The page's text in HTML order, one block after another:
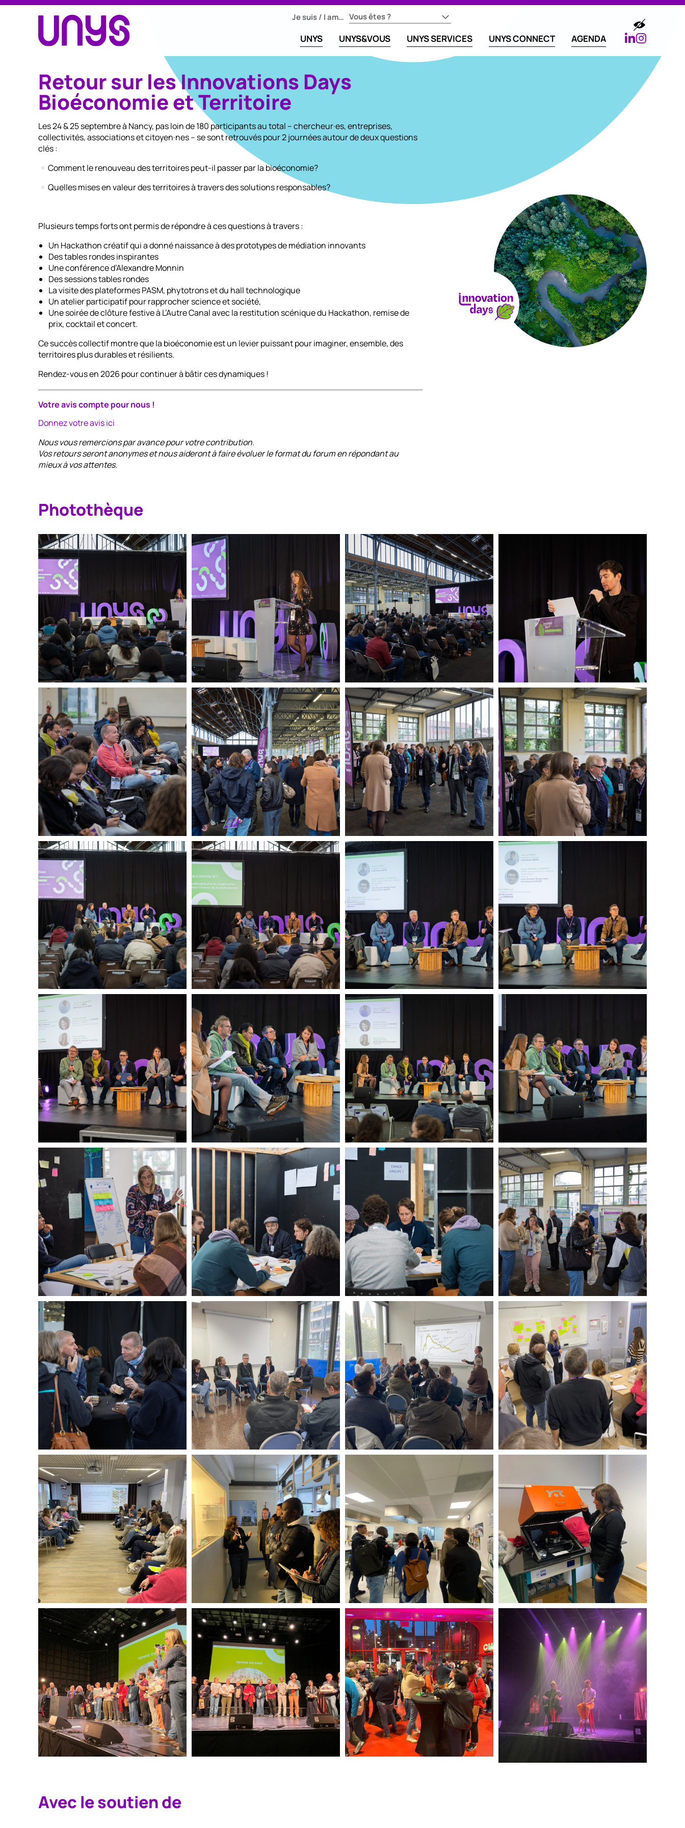
Je suis / I am… Vous êtes ?
UNYS UNYS&VOUS UNYS SERVICES UNYS CONNECT AGENDA
Retour sur les Innovations Days
Bioéconomie et Territoire
Les 24 & 25 septembre à Nancy, pas loin de 180 participants au total – chercheur·es, entreprises,
collectivités, associations et citoyen·nes – se sont retrouvés pour 2 journées autour de deux questions
clés :
Comment le renouveau des territoires peut-il passer par la bioéconomie?
Quelles mises en valeur des territoires à travers des solutions responsables?
Plusieurs temps forts ont permis de répondre à ces questions à travers :
Un Hackathon créatif qui a donné naissance à des prototypes de médiation innovants
Des tables rondes inspirantes
Une conférence d’Alexandre Monnin
Des sessions tables rondes
La visite des plateformes PASM, phytotrons et du hall technologique
Un atelier participatif pour rapprocher science et société,
Une soirée de clôture festive à L’Autre Canal avec la restitution scénique du Hackathon, remise de
prix, cocktail et concert.
Ce succès collectif montre que la bioéconomie est un levier puissant pour imaginer, ensemble, des
territoires plus durables et résilients.
Rendez-vous en 2026 pour continuer à bâtir ces dynamiques !
Votre avis compte pour nous !
Donnez votre avis ici
Nous vous remercions par avance pour votre contribution.
Vos retours seront anonymes et nous aideront à faire évoluer le format du forum en répondant au
mieux à vos attentes.
Photothèque
Avec le soutien de